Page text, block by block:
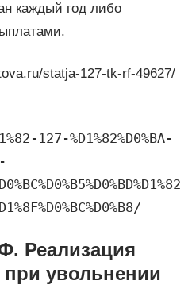
каждый год либо
statja-127-tk-rf-49627/
127-%D1%82%D0%BA-
Реализация
при увольнении